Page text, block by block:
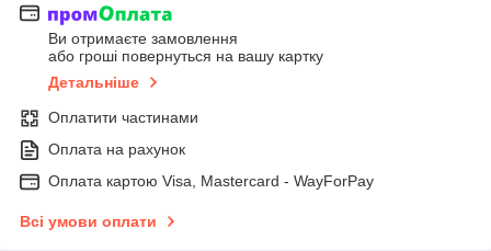
Ви отримаєте замовлення
або гроші повернуться на вашу картку
Детальніше
Оплатити частинами
Оплата на рахунок
Оплата картою Visa, Mastercard - WayForPay
Всі умови оплати